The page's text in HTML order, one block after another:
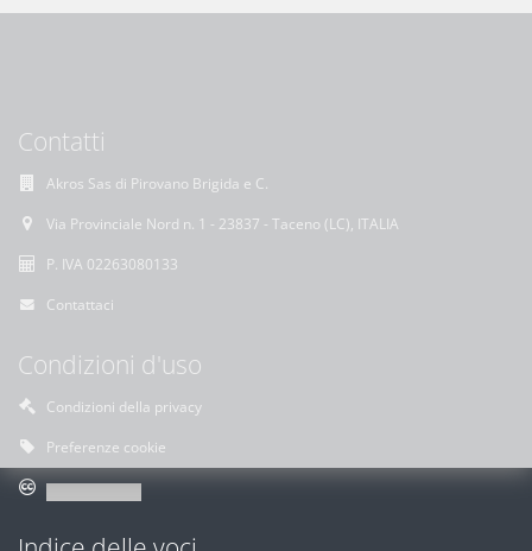
Contatti
Akros Sas di Pirovano Brigida e C.
Via Provinciale Nord n. 1 - 23837 - Taceno (LC), ITALIA
P. IVA 02263080133
Contattaci
Condizioni d'uso
Condizioni della privacy
Preferenze cookie